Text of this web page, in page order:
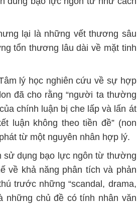
lại là những vết thương sâu
tổn thương lâu dài về mặt tinh
âm lý học nghiên cứu về sự hợp
đã cho rằng “người ta thường
chính luận bị che lấp và lấn át
luận không theo tiền đề” (non
từ một nguyên nhân hợp lý.
dụng bạo lực ngôn từ thường
về khả năng phân tích và phản
trước những “scandal, drama,
những chủ đề có tính nhân văn